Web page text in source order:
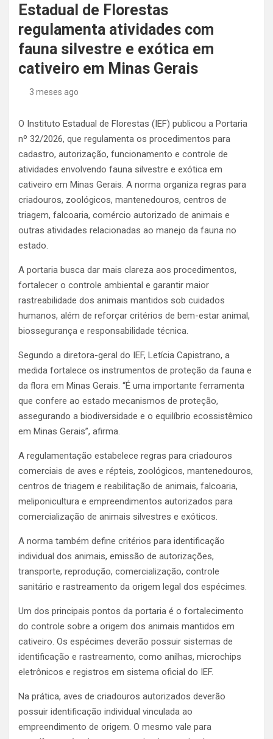
Estadual de Florestas
regulamenta atividades com
fauna silvestre e exótica em
cativeiro em Minas Gerais
3 meses ago
O Instituto Estadual de Florestas (IEF) publicou a Portaria
nº 32/2026, que regulamenta os procedimentos para
cadastro, autorização, funcionamento e controle de
atividades envolvendo fauna silvestre e exótica em
cativeiro em Minas Gerais. A norma organiza regras para
criadouros, zoológicos, mantenedouros, centros de
triagem, falcoaria, comércio autorizado de animais e
outras atividades relacionadas ao manejo da fauna no
estado.
A portaria busca dar mais clareza aos procedimentos,
fortalecer o controle ambiental e garantir maior
rastreabilidade dos animais mantidos sob cuidados
humanos, além de reforçar critérios de bem-estar animal,
biossegurança e responsabilidade técnica.
Segundo a diretora-geral do IEF, Letícia Capistrano, a
medida fortalece os instrumentos de proteção da fauna e
da flora em Minas Gerais. “É uma importante ferramenta
que confere ao estado mecanismos de proteção,
assegurando a biodiversidade e o equilíbrio ecossistêmico
em Minas Gerais”, afirma.
A regulamentação estabelece regras para criadouros
comerciais de aves e répteis, zoológicos, mantenedouros,
centros de triagem e reabilitação de animais, falcoaria,
meliponicultura e empreendimentos autorizados para
comercialização de animais silvestres e exóticos.
A norma também define critérios para identificação
individual dos animais, emissão de autorizações,
transporte, reprodução, comercialização, controle
sanitário e rastreamento da origem legal dos espécimes.
Um dos principais pontos da portaria é o fortalecimento
do controle sobre a origem dos animais mantidos em
cativeiro. Os espécimes deverão possuir sistemas de
identificação e rastreamento, como anilhas, microchips
eletrônicos e registros em sistema oficial do IEF.
Na prática, aves de criadouros autorizados deverão
possuir identificação individual vinculada ao
empreendimento de origem. O mesmo vale para